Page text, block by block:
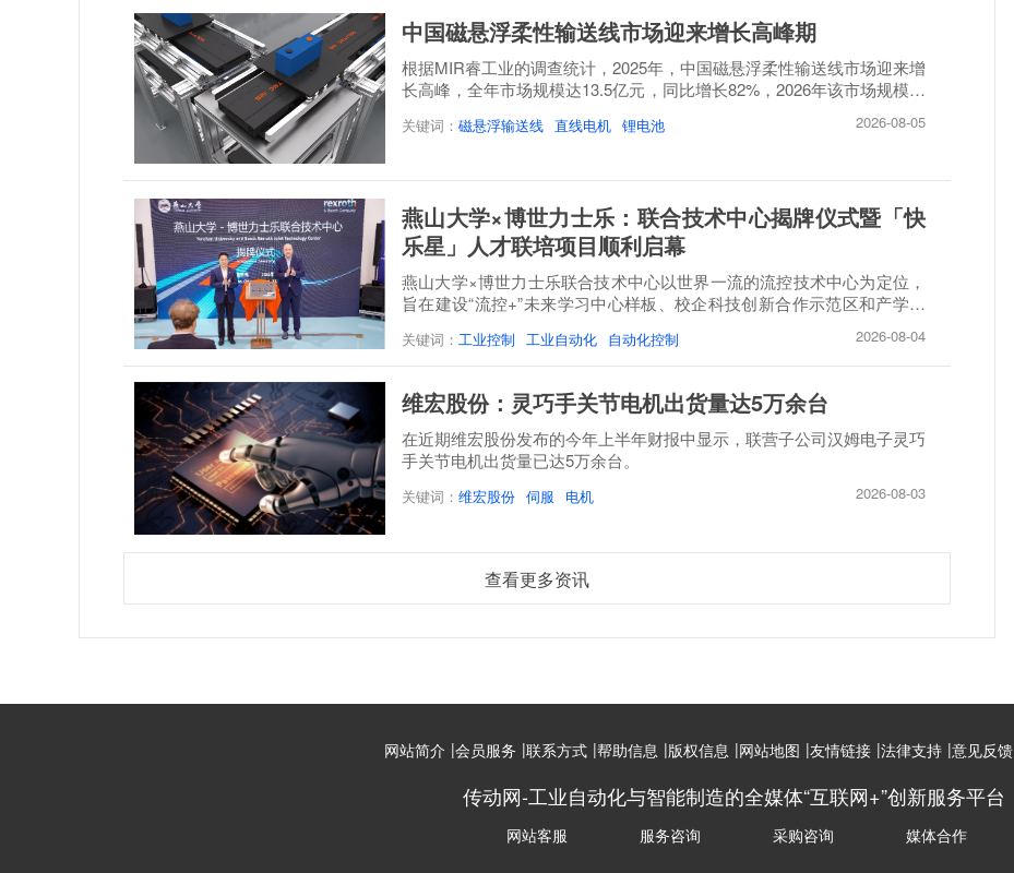
中国磁悬浮柔性输送线市场迎来增长高峰期
根据MIR睿工业的调查统计，2025年，中国磁悬浮柔性输送线市场迎来增
长高峰，全年市场规模达13.5亿元，同比增长82%，2026年该市场规模将
关键词： 磁悬浮输送线 直线电机 锂电池 2026-08-05
燕山大学×博世力士乐：联合技术中心揭牌仪式暨「快
乐星」人才联培项目顺利启幕
燕山大学×博世力士乐联合技术中心以世界一流的流控技术中心为定位，
旨在建设“流控+”未来学习中心样板、校企科技创新合作示范区和产学研
关键词： 工业控制 工业自动化 自动化控制 2026-08-04
维宏股份：灵巧手关节电机出货量达5万余台
在近期维宏股份发布的今年上半年财报中显示，联营子公司汉姆电子灵巧
手关节电机出货量已达5万余台。
关键词： 维宏股份 伺服 电机 2026-08-03
查看更多资讯
网站简介 |会员服务 |联系方式 |帮助信息 |版权信息 |网站地图 |友情链接 |法律支持 |意见反馈
传动网-工业自动化与智能制造的全媒体“互联网+”创新服务平台
网站客服 服务咨询 采购咨询 媒体合作